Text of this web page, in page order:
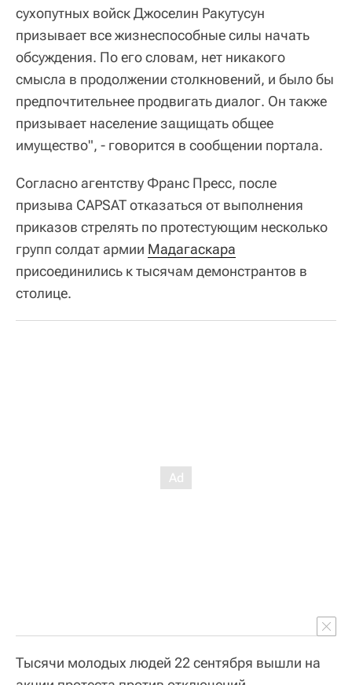
сухопутных войск Джоселин Ракутусун
призывает все жизнеспособные силы начать
обсуждения. По его словам, нет никакого
смысла в продолжении столкновений, и было бы
предпочтительнее продвигать диалог. Он также
призывает население защищать общее
имущество", - говорится в сообщении портала.
Согласно агентству Франс Пресс, после
призыва CAPSAT отказаться от выполнения
приказов стрелять по протестующим несколько
групп солдат армии Мадагаскара
присоединились к тысячам демонстрантов в
столице.
Тысячи молодых людей 22 сентября вышли на